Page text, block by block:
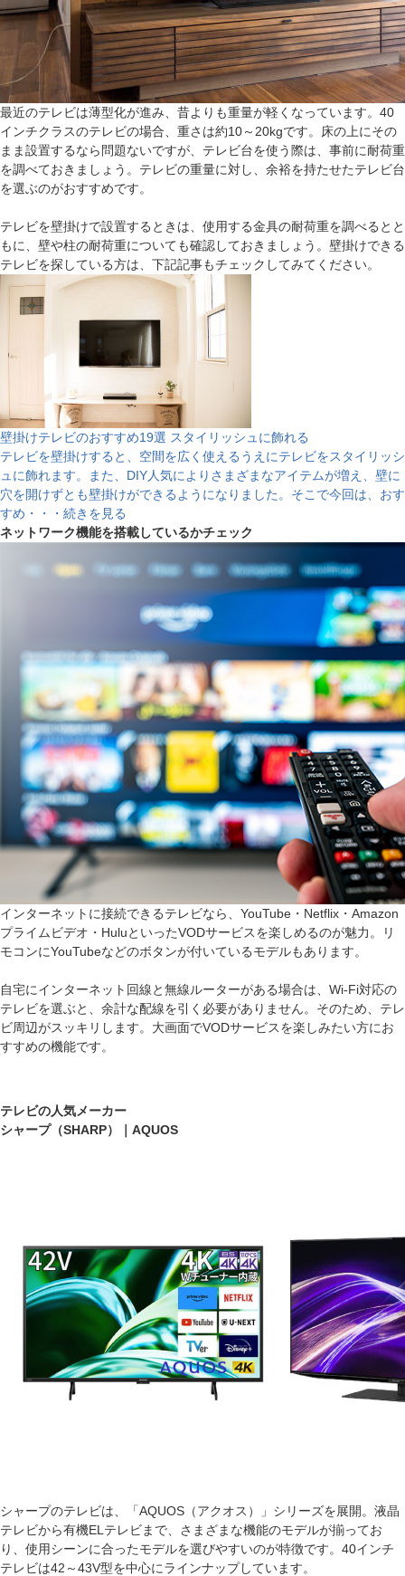
最近のテレビは薄型化が進み、昔よりも重量が軽くなっています。40
インチクラスのテレビの場合、重さは約10～20kgです。床の上にその
まま設置するなら問題ないですが、テレビ台を使う際は、事前に耐荷重
を調べておきましょう。テレビの重量に対し、余裕を持たせたテレビ台
を選ぶのがおすすめです。
テレビを壁掛けで設置するときは、使用する金具の耐荷重を調べるとと
もに、壁や柱の耐荷重についても確認しておきましょう。壁掛けできる
テレビを探している方は、下記記事もチェックしてみてください。
壁掛けテレビのおすすめ19選 スタイリッシュに飾れる
テレビを壁掛けすると、空間を広く使えるうえにテレビをスタイリッシ
ュに飾れます。また、DIY人気によりさまざまなアイテムが増え、壁に
穴を開けずとも壁掛けができるようになりました。そこで今回は、おす
すめ・・・続きを見る
ネットワーク機能を搭載しているかチェック
インターネットに接続できるテレビなら、YouTube・Netflix・Amazon
プライムビデオ・HuluといったVODサービスを楽しめるのが魅力。リ
モコンにYouTubeなどのボタンが付いているモデルもあります。
自宅にインターネット回線と無線ルーターがある場合は、Wi-Fi対応の
テレビを選ぶと、余計な配線を引く必要がありません。そのため、テレ
ビ周辺がスッキリします。大画面でVODサービスを楽しみたい方にお
すすめの機能です。
テレビの人気メーカー
シャープ（SHARP）｜AQUOS
シャープのテレビは、「AQUOS（アクオス）」シリーズを展開。液晶
テレビから有機ELテレビまで、さまざまな機能のモデルが揃ってお
り、使用シーンに合ったモデルを選びやすいのが特徴です。40インチ
テレビは42～43V型を中心にラインナップしています。